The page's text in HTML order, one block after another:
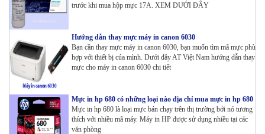
trước khi mua hộp mực 17A. XEM DƯỚI ĐÂY
Hướng dẫn thay mực máy in canon 6030
Bạn cần thay mực máy in canon 6030, bạn muốn tìm mã mực phù
hợp với thiết bị của mình. Dưới đây AT Việt Nam hướng dẫn thay
mực cho máy in canon 6030 chi tiết
Mực in hp 680 có những loại nào địa chỉ mua mực in hp 680
Mực in hp 680 là loại mực bán chạy trên thị trường bởi nó tương
thích với nhiều mã máy. Máy in HP được sử dụng nhiều tại các
văn phòng